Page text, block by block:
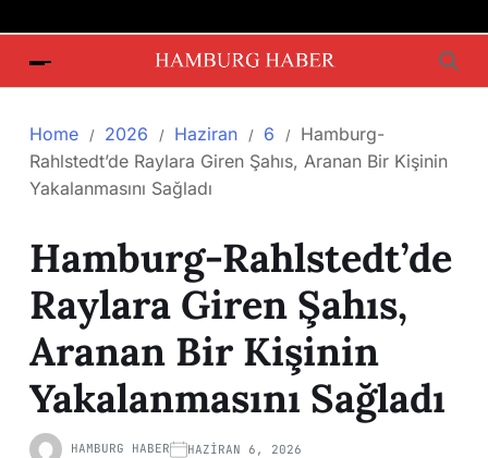
Home 2026 Haziran 6
Hamburg-
Rahlstedt’de Raylara Giren Şahıs, Aranan Bir Kişinin
Yakalanmasını Sağladı
Hamburg-Rahlstedt’de
Raylara Giren Şahıs,
Aranan Bir Kişinin
Yakalanmasını Sağladı
HAMBURG HABER HAZIRAN 6, 2026